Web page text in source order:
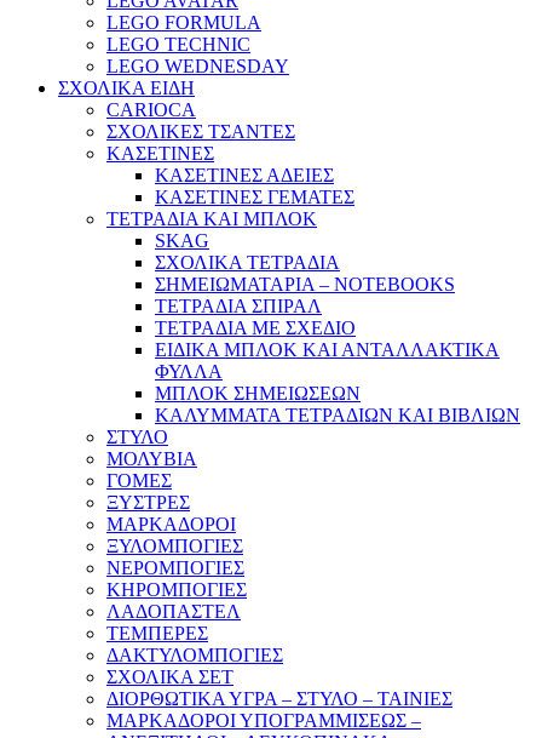
LEGO FORMULA
LEGO TECHNIC
LEGO WEDNESDAY
ΣΧΟΛΙΚΑ ΕΙΔΗ
CARIOCA
ΣΧΟΛΙΚΕΣ ΤΣΑΝΤΕΣ
ΚΑΣΕΤΙΝΕΣ
ΚΑΣΕΤΙΝΕΣ ΑΔΕΙΕΣ
ΚΑΣΕΤΙΝΕΣ ΓΕΜΑΤΕΣ
ΤΕΤΡΑΔΙΑ ΚΑΙ ΜΠΛΟΚ
SKAG
ΣΧΟΛΙΚΑ ΤΕΤΡΑΔΙΑ
ΣΗΜΕΙΩΜΑΤΑΡΙΑ – NOTEBOOKS
ΤΕΤΡΑΔΙΑ ΣΠΙΡΑΛ
ΤΕΤΡΑΔΙΑ ΜΕ ΣΧΕΔΙΟ
ΕΙΔΙΚΑ ΜΠΛΟΚ ΚΑΙ ΑΝΤΑΛΛΑΚΤΙΚΑ
ΦΥΛΛΑ
ΜΠΛΟΚ ΣΗΜΕΙΩΣΕΩΝ
ΚΑΛΥΜΜΑΤΑ ΤΕΤΡΑΔΙΩΝ ΚΑΙ ΒΙΒΛΙΩΝ
ΣΤΥΛΟ
ΜΟΛΥΒΙΑ
ΓΟΜΕΣ
ΞΥΣΤΡΕΣ
ΜΑΡΚΑΔΟΡΟΙ
ΞΥΛΟΜΠΟΓΙΕΣ
ΝΕΡΟΜΠΟΓΙΕΣ
ΚΗΡΟΜΠΟΓΙΕΣ
ΛΑΔΟΠΑΣΤΕΛ
ΤΕΜΠΕΡΕΣ
ΔΑΚΤΥΛΟΜΠΟΓΙΕΣ
ΣΧΟΛΙΚΑ ΣΕΤ
ΔΙΟΡΘΩΤΙΚΑ ΥΓΡΑ – ΣΤΥΛΟ – ΤΑΙΝΙΕΣ
ΜΑΡΚΑΔΟΡΟΙ ΥΠΟΓΡΑΜΜΙΣΕΩΣ –